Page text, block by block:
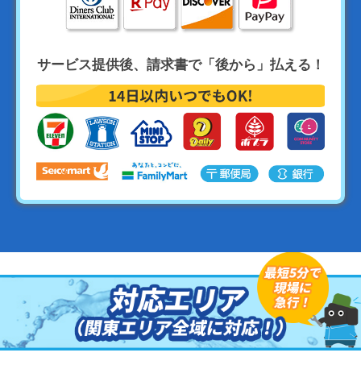
サービス提供後、請求書で「後から」払える！